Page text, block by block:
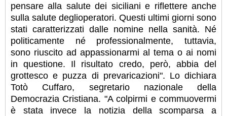
pensare alla salute dei siciliani e riflettere anche
sulla salute deglioperatori. Questi ultimi giorni sono
stati caratterizzati dalle nomine nella sanità. Né
politicamente né professionalmente, tuttavia,
sono riuscito ad appassionarmi al tema o ai nomi
in questione. Il risultato credo, però, abbia del
grottesco e puzza di prevaricazioni". Lo dichiara
Totò Cuffaro, segretario nazionale della
Democrazia Cristiana. "A colpirmi e commuovermi
è stata invece la notizia della scomparsa a